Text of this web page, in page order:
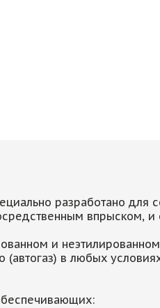
разработано
впрыском,
и
в любых